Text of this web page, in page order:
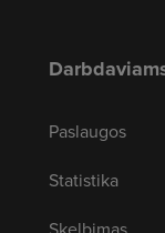
Paslaugos
Statistika